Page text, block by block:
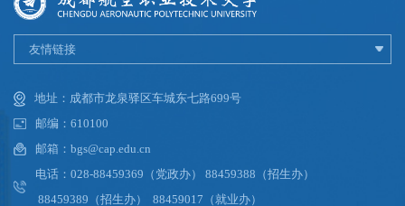
友情链接
地址：成都市龙泉驿区车城东七路699号
邮编：610100
邮箱：bgs@cap.edu.cn
电话：028-88459369（党政办） 88459388（招生办）
88459389（招生办） 88459017（就业办）